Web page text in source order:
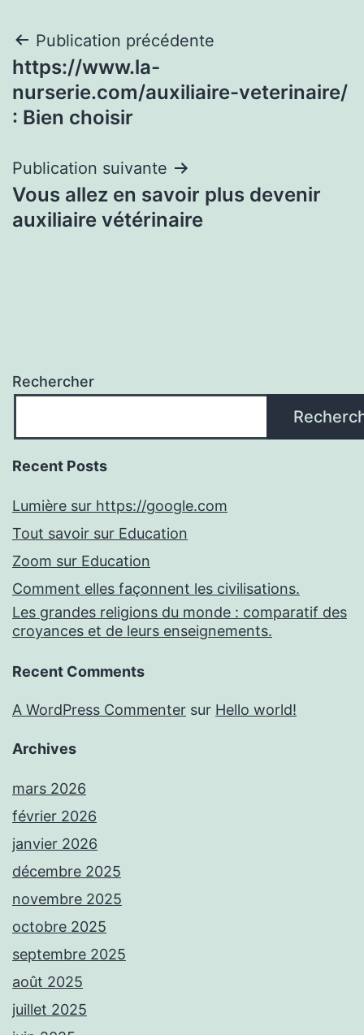
Navigation
de
l’article
Publication précédente
https://www.la-
nurserie.com/auxiliaire-veterinaire/
: Bien choisir
Publication suivante
Vous allez en savoir plus devenir
auxiliaire vétérinaire
Rechercher
Recent Posts
Lumière sur https://google.com
Tout savoir sur Education
Zoom sur Education
Comment elles façonnent les civilisations.
Les grandes religions du monde : comparatif des
croyances et de leurs enseignements.
Recent Comments
A WordPress Commenter sur Hello world!
Archives
mars 2026
février 2026
janvier 2026
décembre 2025
novembre 2025
octobre 2025
septembre 2025
août 2025
juillet 2025